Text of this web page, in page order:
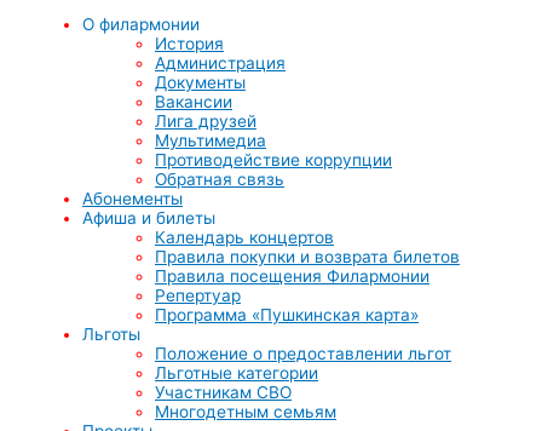
О филармонии
История
Администрация
Документы
Вакансии
Лига друзей
Мультимедиа
Противодействие коррупции
Обратная связь
Абонементы
Афиша и билеты
Календарь концертов
Правила покупки и возврата билетов
Правила посещения Филармонии
Репертуар
Программа «Пушкинская карта»
Льготы
Положение о предоставлении льгот
Льготные категории
Участникам СВО
Многодетным семьям